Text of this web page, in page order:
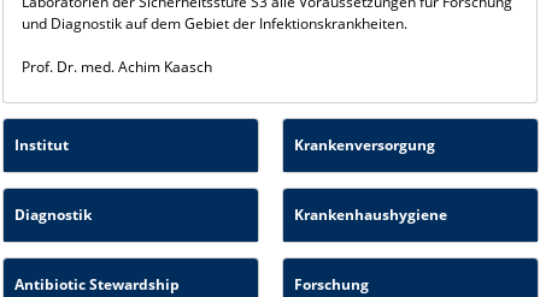
und Diagnostik auf dem Gebiet der Infektionskrankheiten.
Prof. Dr. med. Achim Kaasch
Institut Krankenversorgung
Diagnostik Krankenhaushygiene
Antibiotic Stewardship Forschung